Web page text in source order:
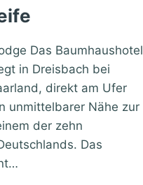
Das Baumhaushotel
in Dreisbach bei
direkt am Ufer
unmittelbarer Nähe zur
der zehn
Das